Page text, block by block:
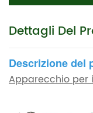
Dettagli Del
Descrizione del
Apparecchio per